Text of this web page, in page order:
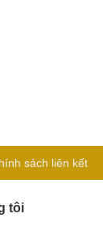
sách liên kết
tôi